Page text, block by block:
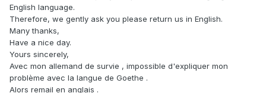
English language.
Therefore, we gently ask you please return us in English.
Many thanks,
Have a nice day.
Yours sincerely,
Avec mon allemand de survie , impossible d'expliquer mon
problème avec la langue de Goethe .
Alors remail en anglais .